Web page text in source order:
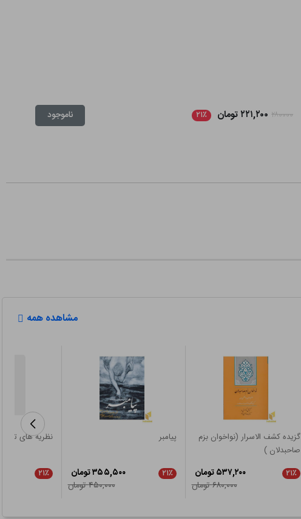
۲۸۰۰۰۰ ۲۲۱,۲۰۰ تومان ۲۱٪ ناموجود
مشاهده همه
گزیده کشف الاسرار (نواخوان بزم
صاحبدلان )
۲۱٪
۵۳۷,۲۰۰ تومان
۶۸۰,۰۰۰ تومان
پیامبر
۲۱٪
۳۵۵,۵۰۰ تومان
۴۵۰,۰۰۰ تومان
نظریه های
۲۱٪